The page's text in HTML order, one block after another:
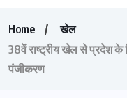
Home
खेल
38वें राष्ट्रीय खेल से प्रदेश के
पंजीकरण